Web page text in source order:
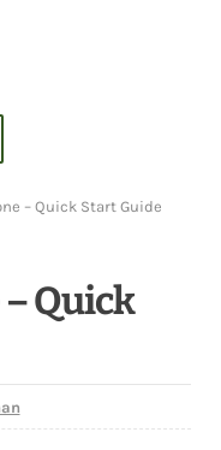
– Quick Start Guide
Quick